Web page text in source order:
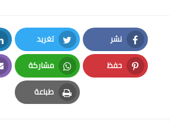
نشر
Facebook
تغريد
Twitter
حفظ
Pinterest
مشاركة
Whatsapp
طباعة
Print